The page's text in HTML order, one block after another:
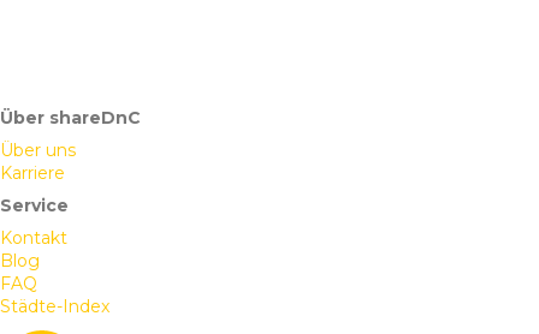
Über shareDnC
Über uns
Karriere
Service
Kontakt
Blog
FAQ
Städte-Index